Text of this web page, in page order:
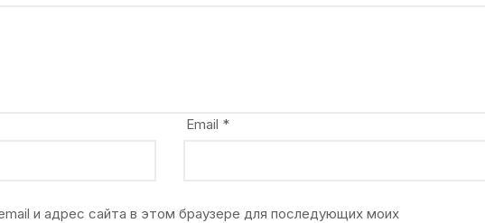
Email *
и адрес сайта в этом браузере для последующих моих